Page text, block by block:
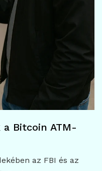
Bitcoin ATM-
az FBI és az